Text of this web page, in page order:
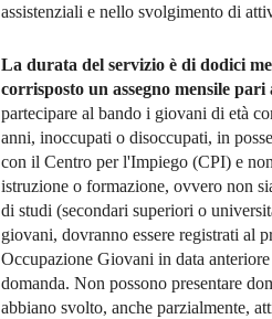
assistenziali e nello svolgimento di
La durata del servizio è di dodici
corrisposto un assegno mensile pari
partecipare al bando i giovani di età
anni, inoccupati o disoccupati, in
con il Centro per l'Impiego (CPI) e
istruzione o formazione, ovvero non
di studi (secondari superiori o
giovani, dovranno essere registrati al
Occupazione Giovani in data
domanda. Non possono presentare
abbiano svolto, anche parzialmente,